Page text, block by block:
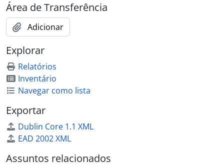
Área de Transferência
Adicionar
Explorar
Relatórios
Inventário
Navegar como lista
Exportar
Dublin Core 1.1 XML
EAD 2002 XML
Assuntos relacionados